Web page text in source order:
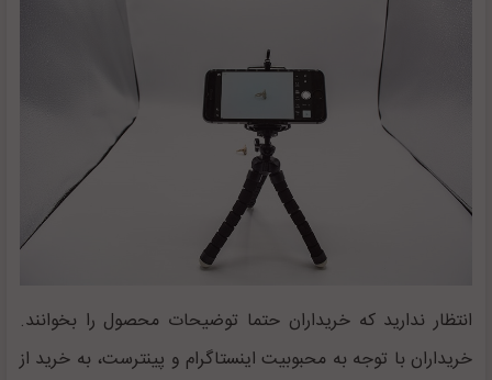
انتظار ندارید که خریداران حتما توضیحات محصول را بخوانند.
خریداران با توجه به محبوبیت اینستاگرام و پینترست، به خرید از